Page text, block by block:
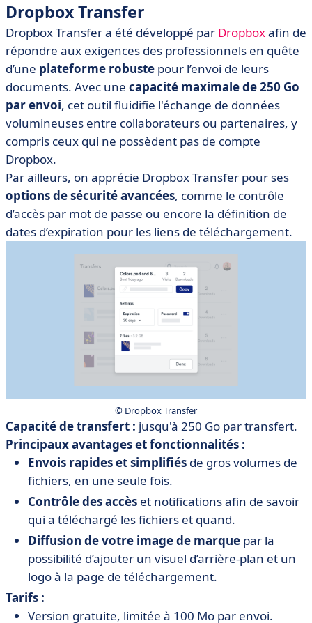
Dropbox Transfer
Dropbox Transfer a été développé par Dropboxafin de
répondre aux exigences des professionnels en quête
d’une plateforme robuste pour l’envoi de leurs
documents. Avec une capacité maximale de 250 Go
par envoi, cet outil fluidifie l'échange de données
volumineuses entre collaborateurs ou partenaires, y
compris ceux qui ne possèdent pas de compte
Dropbox.
Par ailleurs, on apprécie Dropbox Transfer pour ses
options de sécurité avancées, comme le contrôle
d’accès par mot de passe ou encore la définition de
dates d’expiration pour les liens de téléchargement.
© Dropbox Transfer
Capacité de transfert : jusqu'à 250 Go par transfert.
Principaux avantages et fonctionnalités :
Envois rapides et simplifiés de gros volumes de
fichiers, en une seule fois.
Contrôle des accès et notifications afin de savoir
qui a téléchargé les fichiers et quand.
Diffusion de votre image de marque par la
possibilité d’ajouter un visuel d’arrière-plan et un
logo à la page de téléchargement.
Tarifs :
Version gratuite, limitée à 100 Mo par envoi.